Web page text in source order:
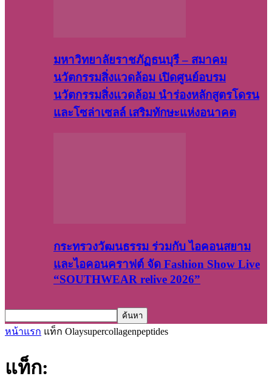
มหาวิทยาลัยราชภัฏธนบุรี – สมาคม
นวัตกรรมสิ่งแวดล้อม เปิดศูนย์อบรม
นวัตกรรมสิ่งแวดล้อม นำร่องหลักสูตรโดรน
และโซล่าเซลล์ เสริมทักษะแห่งอนาคต
กระทรวงวัฒนธรรม ร่วมกับ ไอคอนสยาม
และไอคอนคราฟต์ จัด Fashion Show Live
“SOUTHWEAR relive 2026”
หน้าแรก แท็ก Olaysupercollagenpeptides
แท็ก: